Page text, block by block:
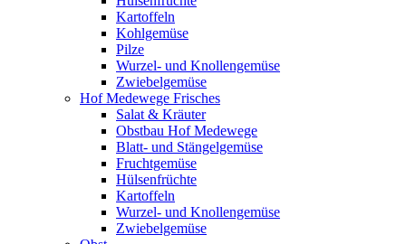
Kartoffeln
Kohlgemüse
Pilze
Wurzel- und Knollengemüse
Zwiebelgemüse
Hof Medewege Frisches
Salat & Kräuter
Obstbau Hof Medewege
Blatt- und Stängelgemüse
Fruchtgemüse
Hülsenfrüchte
Kartoffeln
Wurzel- und Knollengemüse
Zwiebelgemüse